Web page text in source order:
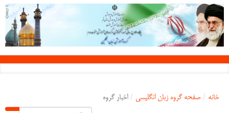
خانه / صفحه گروه زبان انگلیسی / اخبار گروه